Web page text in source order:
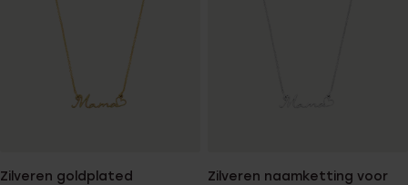
Zilveren goldplated
Zilveren naamketting voor